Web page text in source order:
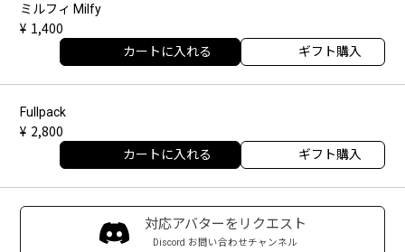
ミルフィ Milfy
1,400
カートに入れる ギフト購入
Fullpack
2,800
カートに入れる ギフト購入
対応アバターをリクエスト
Discord お問い合わせチャンネル